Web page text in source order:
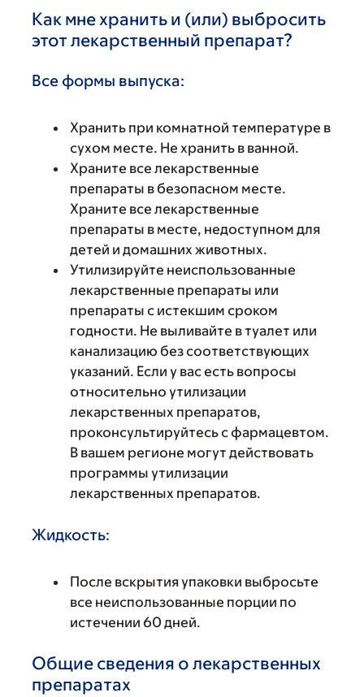
Как мне хранить и (или) выбросить
этот лекарственный препарат?
Все формы выпуска:
Хранить при комнатной температуре в
сухом месте. Не хранить в ванной.
Храните все лекарственные
препараты в безопасном месте.
Храните все лекарственные
препараты в месте, недоступном для
детей и домашних животных.
Утилизируйте неиспользованные
лекарственные препараты или
препараты с истекшим сроком
годности. Не выливайте в туалет или
канализацию без соответствующих
указаний. Если у вас есть вопросы
относительно утилизации
лекарственных препаратов,
проконсультируйтесь с фармацевтом.
В вашем регионе могут действовать
программы утилизации
лекарственных препаратов.
Жидкость:
После вскрытия упаковки выбросьте
все неиспользованные порции по
истечении 60 дней.
Общие сведения о лекарственных
препаратах